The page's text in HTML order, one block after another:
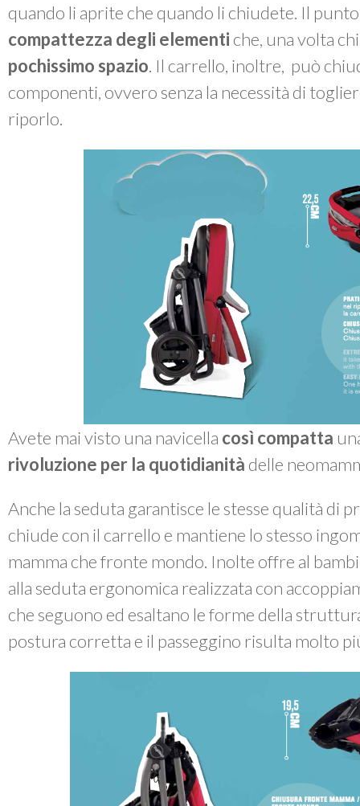
quando li aprite che quando li chiudete. Il
compattezza degli elementi che, una volta
pochissimo spazio. Il carrello, inoltre, può
componenti, ovvero senza la necessità di
riporlo.
Avete mai visto una navicella così compatta
rivoluzione per la quotidianità delle
Anche la seduta garantisce le stesse qualità di
chiude con il carrello e mantiene lo stesso
mamma che fronte mondo. Inolte offre al
alla seduta ergonomica realizzata con
che seguono ed esaltano le forme della
postura corretta e il passeggino risulta molto